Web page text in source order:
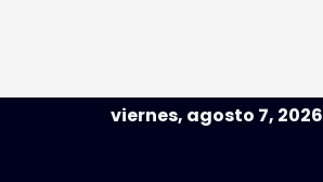
viernes, agosto 7, 2026